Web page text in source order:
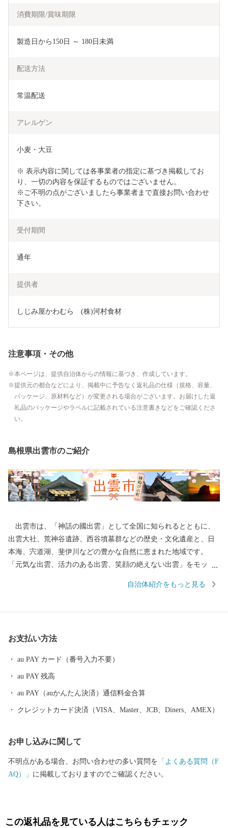
消費期限/賞味期限
製造日から150日 ～ 180日未満
配送方法
常温配送
アレルゲン
小麦・大豆
※ 表示内容に関しては各事業者の指定に基づき掲載してお
り、一切の内容を保証するものではございません。
※ご不明の点がございましたら事業者まで直接お問い合わせ
下さい。
受付期間
通年
提供者
しじみ屋かわむら　(株)河村食材
注意事項・その他
本ページは、提供自治体からの情報に基づき、作成しています。
提供元の都合などにより、掲載中に予告なく返礼品の仕様（規格、容量、
パッケージ、原材料など）が変更される場合がございます。お届けした返
礼品のパッケージやラベルに記載されている注意書きなどをご確認くださ
い。
島根県出雲市のご紹介
出雲市は、「神話の國出雲」として全国に知られるとともに、
出雲大社、荒神谷遺跡、西谷墳墓群などの歴史・文化遺産と、日
本海、宍道湖、斐伊川などの豊かな自然に恵まれた地域です。
「元気な出雲、活力のある出雲、笑顔の絶えない出雲」をモット
を展開しています。 出雲市では、出雲市の発展を願う郷土出身
基づき、出雲の観光や産業、福祉、教育、環境など幅広い分野の
事業に活用させていただきます。 このふるさと寄附をきっかけ
す。ぜひ、この機会に出雲市への温かいご支援をよろしくお願い
いたします。
自治体紹介をもっと見る
お支払い方法
au PAY カード（番号入力不要）
au PAY 残高
au PAY（auかんたん決済）通信料金合算
クレジットカード決済（VISA、Master、JCB、Diners、AMEX）
お申し込みに関して
不明点がある場合、お問い合わせの多い質問を 「よくある質問（F
AQ）」 に掲載しておりますのでご確認ください。
この返礼品を見ている人はこちらもチェック